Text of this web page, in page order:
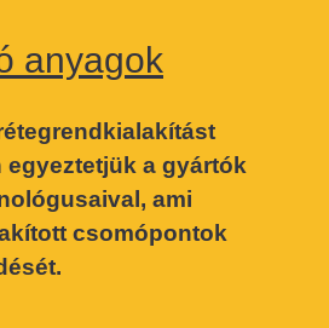
anyagok
egyeztetjük a gyártók
ami
csomópontok